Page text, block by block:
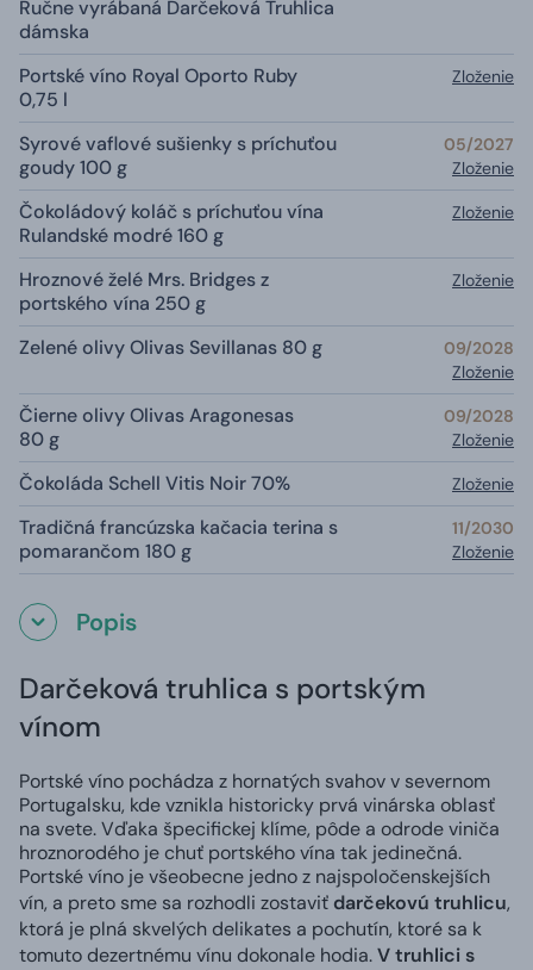
Ručne vyrábaná Darčeková Truhlica
dámska
Portské víno Royal Oporto Ruby
0,75 l
Zloženie
Syrové vaflové sušienky s príchuťou
goudy 100 g
05/2027
Zloženie
Čokoládový koláč s príchuťou vína
Rulandské modré 160 g
Zloženie
Hroznové želé Mrs. Bridges z
portského vína 250 g
Zloženie
Zelené olivy Olivas Sevillanas 80 g
09/2028
Zloženie
Čierne olivy Olivas Aragonesas
80 g
09/2028
Zloženie
Čokoláda Schell Vitis Noir 70% Zloženie
Tradičná francúzska kačacia terina s
pomarančom 180 g
11/2030
Zloženie
Popis
Darčeková truhlica s portským
vínom
Portské víno pochádza z hornatých svahov v severnom
Portugalsku, kde vznikla historicky prvá vinárska oblasť
na svete. Vďaka špecifickej klíme, pôde a odrode viniča
hroznorodého je chuť portského vína tak jedinečná.
Portské víno je všeobecne jedno z najspoločenskejších
vín, a preto sme sa rozhodli zostaviť darčekovú truhlicu,
ktorá je plná skvelých delikates a pochutín, ktoré sa k
tomuto dezertnému vínu dokonale hodia.V truhlici s